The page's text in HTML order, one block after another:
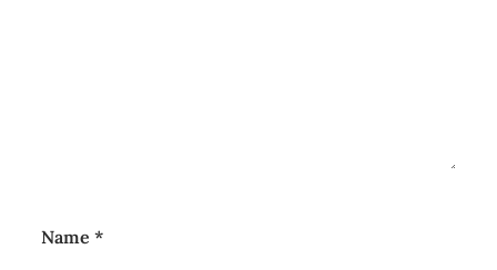
Name*